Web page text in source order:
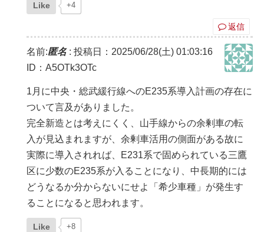
Like +4
返信
名前:匿名: 投稿日：2025/06/28(土) 01:03:16
ID：A5OTk3OTc
1月に中央・総武緩行線へのE235系導入計画の存在に
ついて言及がありました。
完全新造とは考えにくく、山手線からの余剰車の転
入が見込まれますが、余剰車活用の側面がある故に
実際に導入されれば、E231系で固められている三鷹
区に少数のE235系が入ることになり、中長期的には
どうなるか分からないにせよ「希少車種」が発生す
ることになると思われます。
Like +8